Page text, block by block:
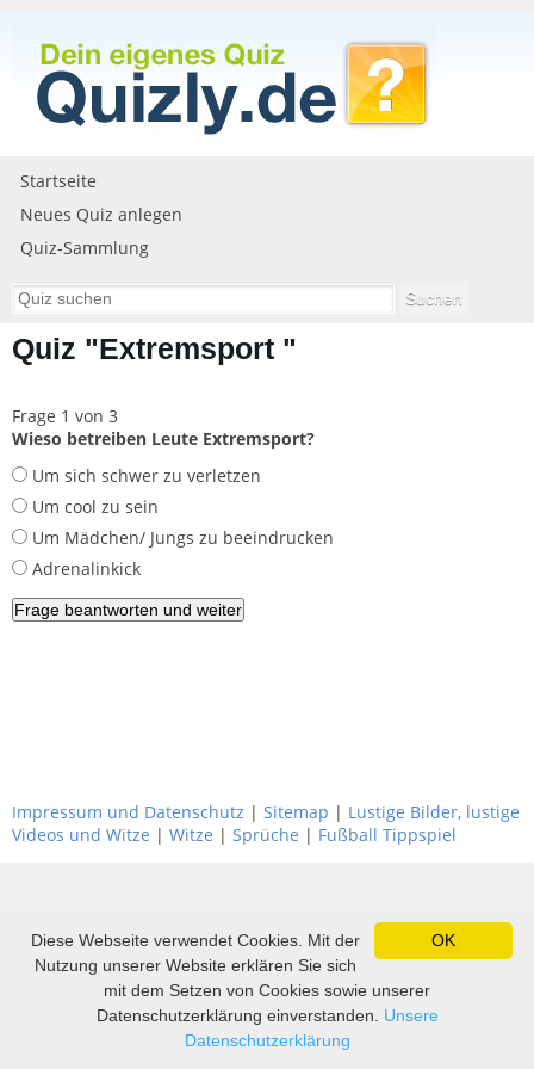
Startseite
Neues Quiz anlegen
Quiz-Sammlung
Quiz "Extremsport "
Frage 1 von 3
Wieso betreiben Leute Extremsport?
Um sich schwer zu verletzen
Um cool zu sein
Um Mädchen/ Jungs zu beeindrucken
Adrenalinkick
Impressum und Datenschutz | Sitemap | Lustige Bilder, lustige
Videos und Witze | Witze | Sprüche | Fußball Tippspiel
OK
Diese Webseite verwendet Cookies. Mit der
Nutzung unserer Website erklären Sie sich
mit dem Setzen von Cookies sowie unserer
Datenschutzerklärung einverstanden. Unsere
Datenschutzerklärung